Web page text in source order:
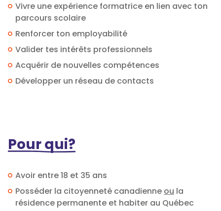
Vivre une expérience formatrice en lien avec ton
parcours scolaire
Renforcer ton employabilité
Valider tes intérêts professionnels
Acquérir de nouvelles compétences
Développer un réseau de contacts
Pour qui?
Avoir entre 18 et 35 ans
Posséder la citoyenneté canadienne ou la
résidence permanente et habiter au Québec